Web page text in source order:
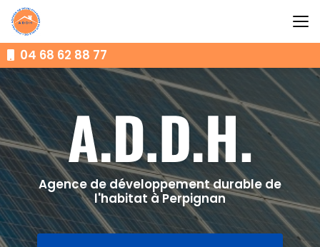
Aller
au
contenu
principal04 68 62 88 77
Agence de développement durable de
l'habitat à Perpignan